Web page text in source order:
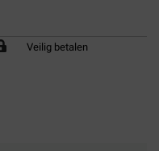
Veilig betalen